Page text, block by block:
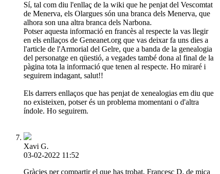
Sí, tal com diu l'enllaç de la wiki que he penjat del Vescomtat
de Menerva, els Olargues són una branca dels Menerva, que
alhora son una altra branca dels Narbona.
Potser aquesta informació en francès al respecte la vas llegir
en els enllaços de Geneanet.org que vas deixar fa uns dies a
l'article de l'Armorial del Gelre, que a banda de la genealogia
del personatge en qüestió, a vegades també dona al final de la
pàgina tota la informació que tenen al respecte. Ho miraré i
seguirem indagant, salut!!
Els darrers enllaços que has penjat de xenealogias em diu que
no existeixen, potser és un problema momentani o d'altra
índole. Ho seguirem.
Xavi G.
03-02-2022 11:52
Gràcies per compartir el que has trobat, Francesc D, de mica